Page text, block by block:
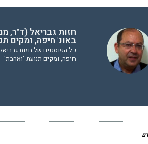
חזות גבריאל (ד"ר,
באונ' חיפה, ומקים
כל הפוסטים של חזות
חיפה, ומקים תנועת 'ואהבת'